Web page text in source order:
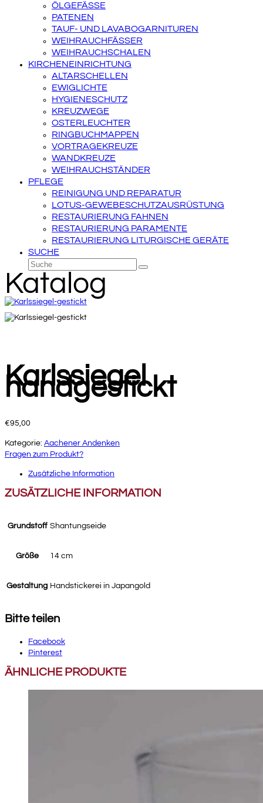
ÖLGEFÄSSE
PATENEN
TAUF- UND LAVABOGARNITUREN
WEIHRAUCHFÄSSER
WEIHRAUCHSCHALEN
KIRCHENEINRICHTUNG
ALTARSCHELLEN
EWIGLICHTE
HYGIENESCHUTZ
KREUZWEGE
OSTERLEUCHTER
RINGBUCHMAPPEN
VORTRAGEKREUZE
WANDKREUZE
WEIHRAUCHSTÄNDER
PFLEGE
REINIGUNG UND REPARATUR
LOTUS-GEWEBESCHUTZAUSRÜSTUNG
RESTAURIERUNG FAHNEN
RESTAURIERUNG PARAMENTE
RESTAURIERUNG LITURGISCHE GERÄTE
SUCHE
Suche
Senden
Katalog
Karlssiegel
handgestickt
€95,00
Kategorie: Aachener Andenken
Fragen zum Produkt?
Zusätzliche Information
ZUSÄTZLICHE INFORMATION
Grundstoff Shantungseide
Größe 14 cm
Gestaltung Handstickerei in Japangold
Bitte teilen
Facebook
Pinterest
ÄHNLICHE PRODUKTE